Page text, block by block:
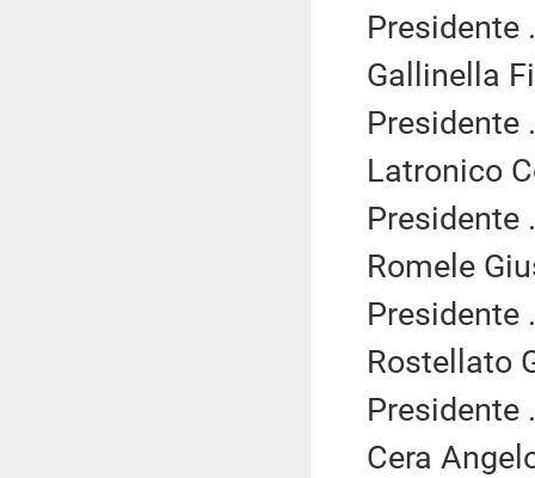
Presidente
Gallinella
Presidente
Latronico
Presidente
Romele
Presidente
Rostellato
Presidente
Cera